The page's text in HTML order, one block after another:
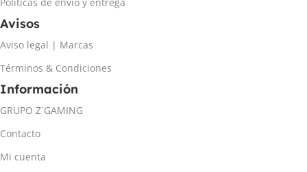
Avisos
Aviso legal | Marcas
Términos & Condiciones
Información
GRUPO Z´GAMING
Contacto
Mi cuenta